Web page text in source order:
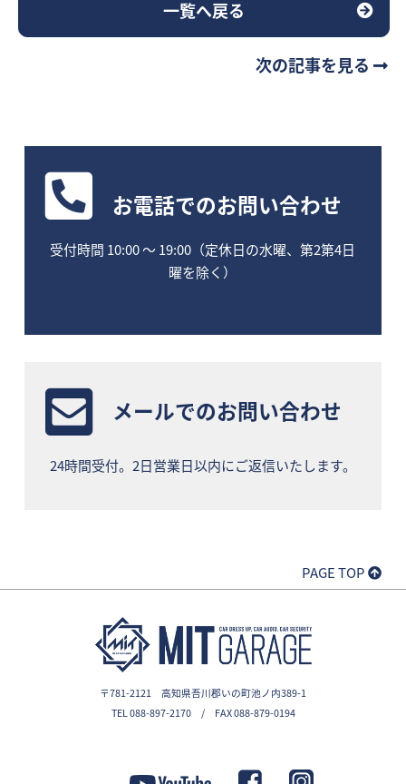
一覧へ戻る
次の記事を見る
お電話でのお問い合わせ
受付時間 10:00 〜 19:00（定休日の水曜、第2第4日
曜を除く）
メールでのお問い合わせ
24時間受付。2日営業日以内にご返信いたします。
PAGE TOP
〒781-2121 高知県吾川郡いの町池ノ内389-1
TEL 088-897-2170 / FAX 088-879-0194